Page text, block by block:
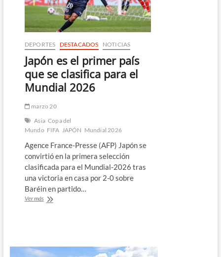
ataque
con
blanca
espray
DEPORTES DESTACADOS NOTICIAS
Japón es el primer país
que se clasifica para el
Mundial 2026
marzo 20
Asia Copa del
Mundo FIFA JAPÓN Mundial 2026
Agence France-Presse (AFP) Japón se
convirtió en la primera selección
clasificada para el Mundial-2026 tras
una victoria en casa por 2-0 sobre
Baréin en partido…
Ver másJapón
se